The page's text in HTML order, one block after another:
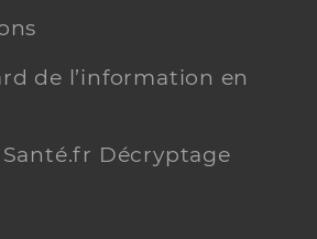
de l’information en
Décryptage